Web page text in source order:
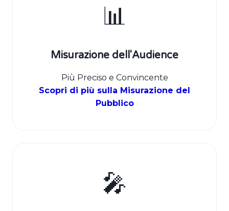
📊
Misurazione dell'Audience
Più Preciso e Convincente
Scopri di più sulla Misurazione del
Pubblico
🎤